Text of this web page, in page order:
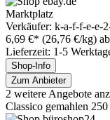
Marktplatz
Verkäufer: k-a-f-f-e-e-
6,69 €* (26,76 €/kg)
Lieferzeit: 1-5
Shop-Info
Zum Anbieter
2 weitere Angebote
Classico gemahlen 250